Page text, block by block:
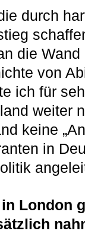
durch
die
von
ich für
weiter
keine
in
London